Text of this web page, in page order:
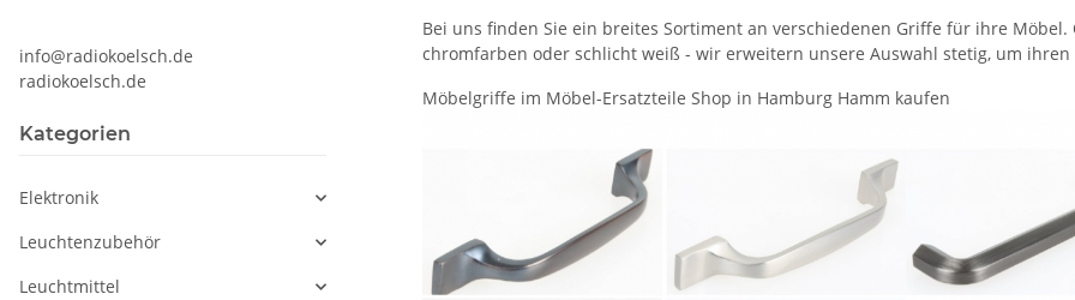
Bei uns finden Sie ein breites Sortiment an verschiedenen Griffe für ihre
chromfarben oder schlicht weiß - wir erweitern unsere Auswahl stetig, um
Möbelgriffe im Möbel-Ersatzteile Shop in Hamburg Hamm kaufen
info@radiokoelsch.de
radiokoelsch.de
Kategorien
Elektronik
Leuchtenzubehör
Leuchtmittel